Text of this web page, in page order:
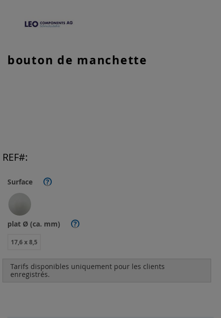
bouton de manchette
Surface ?
plat Ø (ca. mm) ?
17,6 x 8,5
Tarifs disponibles uniquement pour les clients
enregistrés.
REF
to